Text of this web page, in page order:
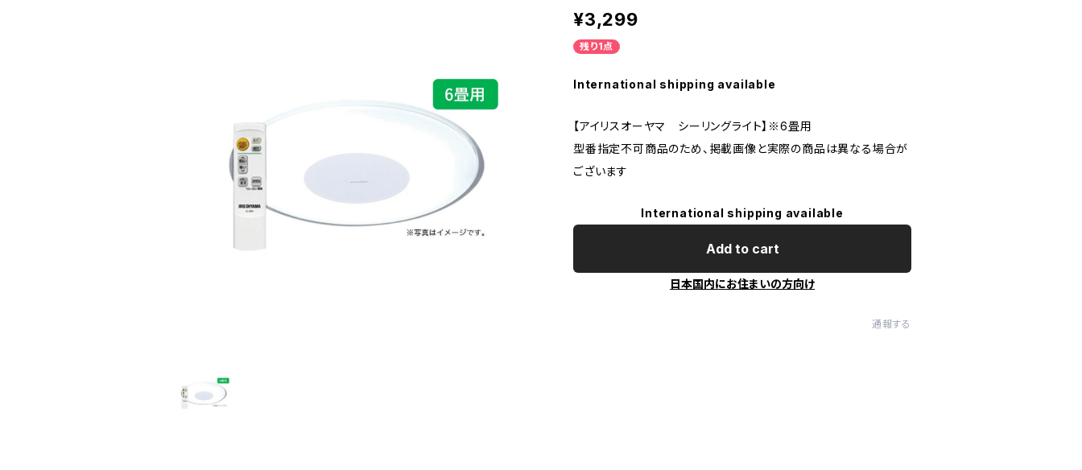
¥3,299
残り1点
International shipping available
【アイリスオーヤマ シーリングライト】※6畳用
型番指定不可商品のため、掲載画像と実際の商品は異なる場合が
ございます
International shipping available
Add to cart
日本国内にお住まいの方向け
通報する